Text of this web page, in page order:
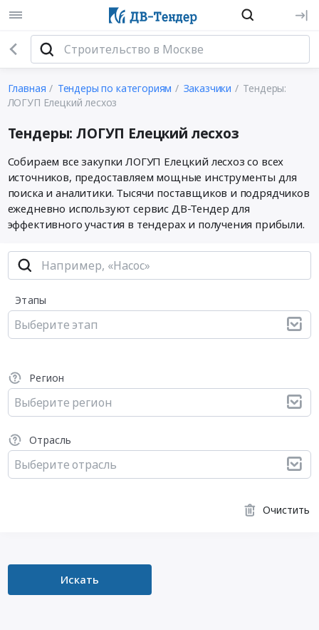
Главная Тендеры по категориям Заказчики
Тендеры:
ЛОГУП Елецкий лесхоз
Тендеры: ЛОГУП Елецкий лесхоз
Собираем все закупки ЛОГУП Елецкий лесхоз со всех
источников, предоставляем мощные инструменты для
поиска и аналитики. Тысячи поставщиков и подрядчиков
ежедневно используют сервис ДВ-Тендер для
эффективного участия в тендерах и получения прибыли.
Этапы
Выберите этап
Регион
Выберите регион
Отрасль
Выберите отрасль
Очистить
Искать